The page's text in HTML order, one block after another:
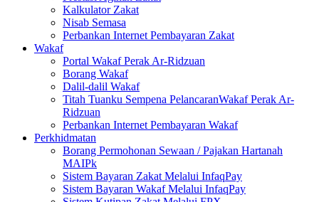
Kalkulator Zakat
Nisab Semasa
Perbankan Internet Pembayaran Zakat
Wakaf
Portal Wakaf Perak Ar-Ridzuan
Borang Wakaf
Dalil-dalil Wakaf
Titah Tuanku Sempena PelancaranWakaf Perak Ar-
Ridzuan
Perbankan Internet Pembayaran Wakaf
Perkhidmatan
Borang Permohonan Sewaan / Pajakan Hartanah
MAIPk
Sistem Bayaran Zakat Melalui InfaqPay
Sistem Bayaran Wakaf Melalui InfaqPay